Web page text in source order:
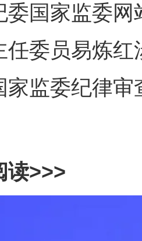
家监委网
任委员易炼
家监委纪律
>>>